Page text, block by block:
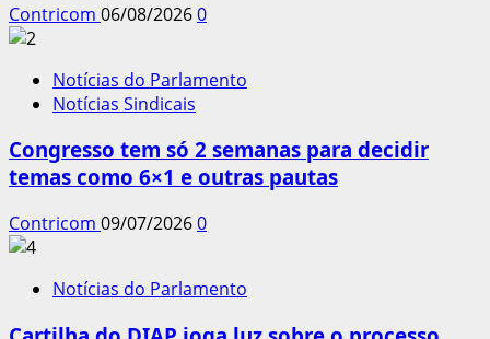
Contricom 06/08/20260
Notícias do Parlamento
Notícias Sindicais
Congresso tem só 2 semanas para decidir
temas como 6×1 e outras pautas
Contricom 09/07/20260
Notícias do Parlamento